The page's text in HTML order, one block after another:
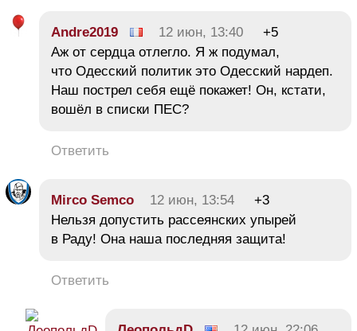
Andre2019 12 июн, 13:40
+5
Аж от сердца отлегло. Я ж подумал,
что Одесский политик это Одесский нардеп.
Наш пострел себя ещё покажет! Он, кстати,
вошёл в списки ПЕС?
Ответить
Mirco Semco 12 июн, 13:54
+3
Нельзя допустить рассеянских упырей
в Раду! Она наша последняя защита!
Ответить